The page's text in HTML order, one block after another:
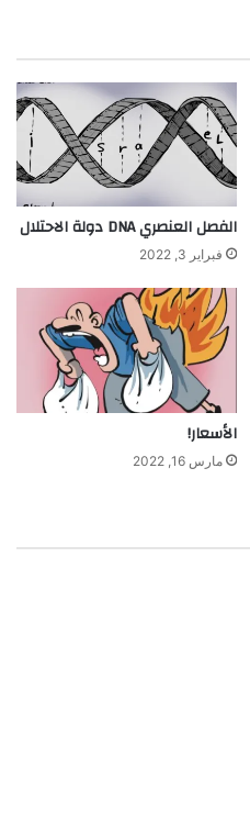
الفصل العنصري DNA دولة الاحتلال
فبراير 3, 2022
الأسعار!
مارس 16, 2022